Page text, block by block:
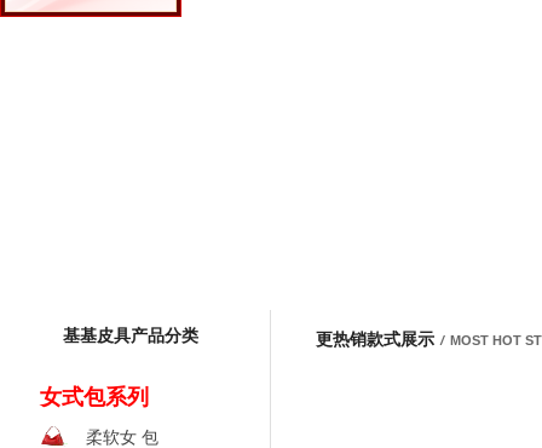
基基皮具产品分类
女式包系列
柔软女 包
更热销款式展示 / MOST HOT